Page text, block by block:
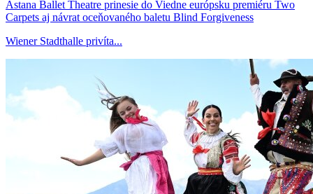
Astana Ballet Theatre prinesie do Viedne európsku premiéru Two
Carpets aj návrat oceňovaného baletu Blind Forgiveness
Wiener Stadthalle privíta...